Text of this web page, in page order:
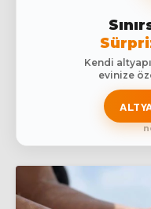
Kendi
evinize